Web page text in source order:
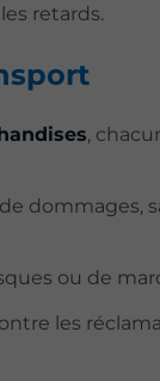
retards.
,
ou de
les